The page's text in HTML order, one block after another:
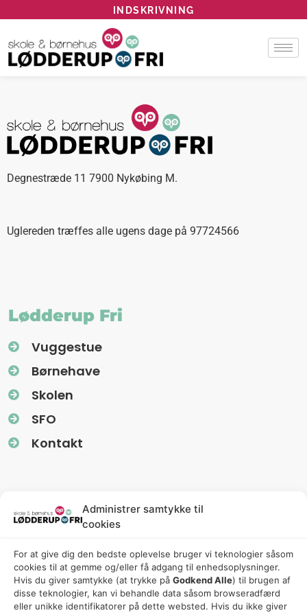
Administrer samtykke til
cookies
For at give dig den bedste oplevelse bruger vi teknologier såsom
cookies til at gemme og/eller få adgang til enhedsoplysninger.
Hvis du giver samtykke (at trykke på Godkend Alle) til brugen af ​​
disse teknologier, kan vi behandle data såsom browseradfærd
eller unikke identifikatorer på dette websted. Hvis du ikke giver
INDSKRIVNING
Degnestræde 11 7900 Nykøbing M.
Uglereden træffes alle ugens dage på 97724566
Lødderup Fri
Vuggestue
Børnehave
Skolen
SFO
Kontakt
Information
Nyhedsbreve (Uglereden)
Fredagsbreve (Friskolen)
Privatlivspolitik
Cookiepolitik